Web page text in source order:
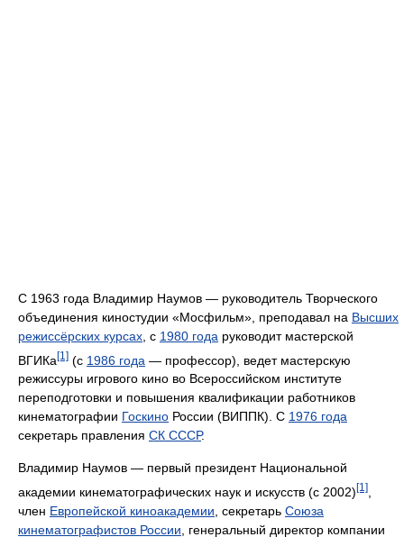
С 1963 года Владимир Наумов — руководитель Творческого
объединения киностудии «Мосфильм», преподавал на Высших
режиссёрских курсах , c 1980 года руководит мастерской
ВГИКа[1] (с 1986 года — профессор), ведет мастерскую
режиссуры игрового кино во Всероссийском институте
переподготовки и повышения квалификации работников
кинематографии Госкино России (ВИППК). С 1976 года
секретарь правления СК СССР.
Владимир Наумов — первый президент Национальной
академии кинематографических наук и искусств (с 2002) [1]
член Европейской киноакадемии , секретарь Союза
кинематографистов России , генеральный директор компании